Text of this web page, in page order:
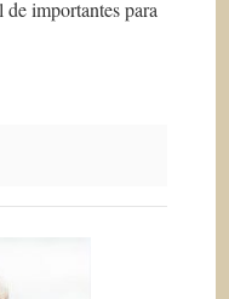
importantes para